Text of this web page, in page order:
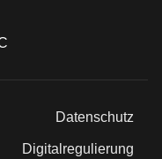
Datenschutz
Digitalregulierung